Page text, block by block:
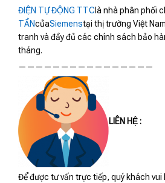
ĐIỆN TỰ ĐỘNG TTC là nhà phân phối
TẦNcủaSiemenstại thị trường Việt
tranh và đầy đủ các chính sách bảo
tháng.
————————————————
LIÊN HỆ :
Để được tư vấn trực tiếp, quý khách vui